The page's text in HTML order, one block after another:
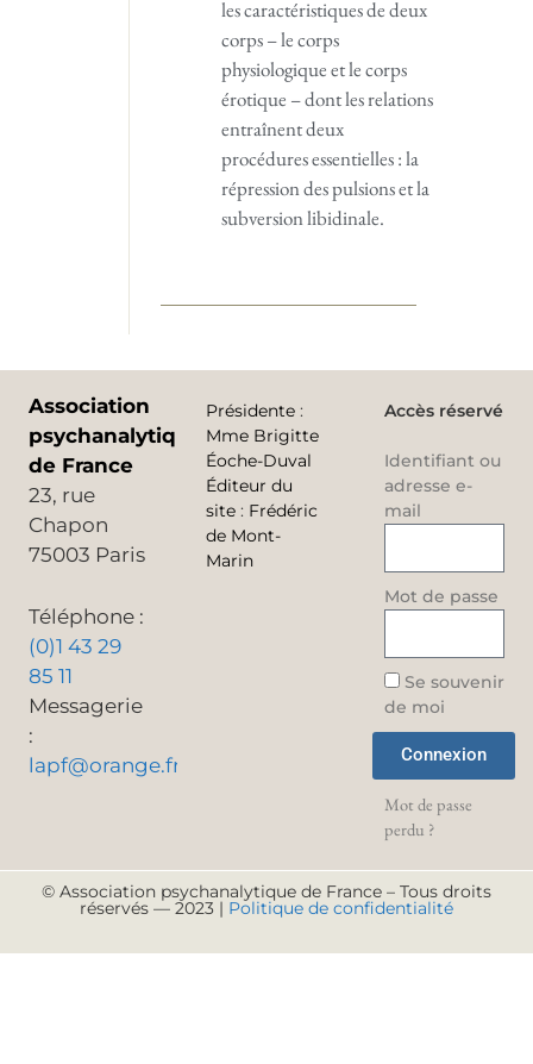
les caractéristiques de deux
corps – le corps
physiologique et le corps
érotique – dont les relations
entraînent deux
procédures essentielles : la
répression des pulsions et la
subversion libidinale.
Association
psychanalytique
de France
23, rue
Chapon
75003 Paris
Téléphone :
(0)1 43 29
85 11
Messagerie
:
lapf@orange.fr
Présidente :
Mme Brigitte
Éoche-Duval
Éditeur du
site : Frédéric
de Mont-
Marin
Accès réservé
Identifiant ou
adresse e-
mail
Mot de passe
Se souvenir
de moi
Connexion
Mot de passe
perdu ?
© Association psychanalytique de France – Tous droits
réservés — 2023 | Politique de confidentialité